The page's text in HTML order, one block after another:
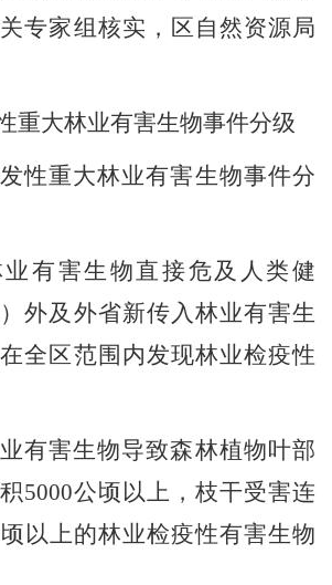
专家组核实， 区自然资源局
重大林业有害生物事件分级
性重大林业有害生物事件分
有害生物直接危及人类健
外及外省新传入林业有害生
全 区范围内发现林业检疫性
有害生物导致森林植物叶部
5000公顷以上，枝干受害连
以上的林业检疫性有害生物